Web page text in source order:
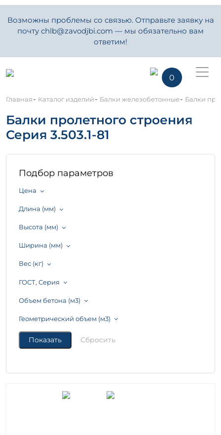
Возможны проблемы со связью. Отправьте заявку на
почту chlb@zavodjbi.com — мы обязательно вам
ответим!
0
Главная- Каталог изделий- Балки железобетонные- Балки
Балки пролетного строения
Серия 3.503.1-81
Подбор параметров
Цена
Длина (мм)
Высота (мм)
Ширина (мм)
Вес (кг)
ГОСТ, Серия
Объем бетона (м3)
Геометрический объем (м3)